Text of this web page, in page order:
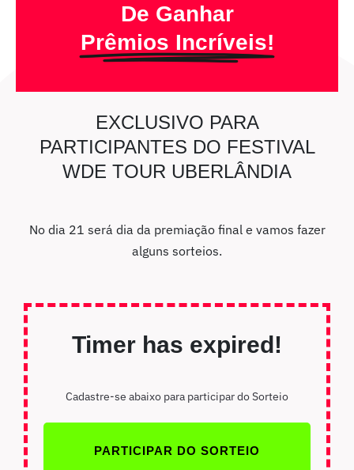
De Ganhar
Prêmios Incríveis!
EXCLUSIVO PARA
PARTICIPANTES DO FESTIVAL
WDE TOUR UBERLÂNDIA
No dia 21 será dia da premiação final e vamos fazer
alguns sorteios.
Timer has expired!
Cadastre-se abaixo para participar do Sorteio
PARTICIPAR DO SORTEIO